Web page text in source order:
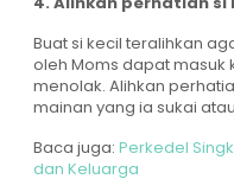
Buat si kecil teralihkan
oleh Moms dapat masuk
menolak. Alihkan
mainan yang ia sukai
Baca juga: Perkedel
dan Keluarga